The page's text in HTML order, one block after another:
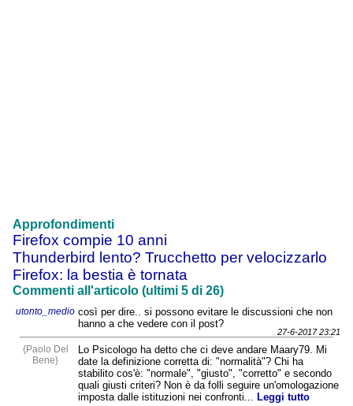
Approfondimenti
Firefox compie 10 anni
Thunderbird lento? Trucchetto per velocizzarlo
Firefox: la bestia è tornata
Commenti all'articolo (ultimi 5 di 26)
utonto_medio così per dire.. si possono evitare le discussioni che non
hanno a che vedere con il post?
27-6-2017 23:21
{Paolo Del
Bene}
Lo Psicologo ha detto che ci deve andare Maary79. Mi
date la definizione corretta di: "normalità"? Chi ha
stabilito cos'è: "normale", "giusto", "corretto" e secondo
quali giusti criteri? Non è da folli seguire un'omologazione
imposta dalle istituzioni nei confronti... Leggi tutto